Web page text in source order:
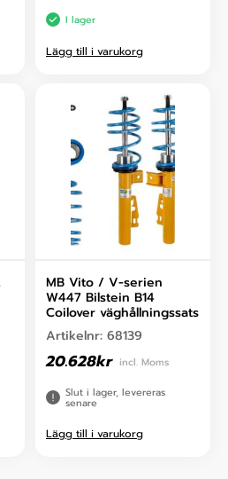
I lager
Lägg till i varukorg
MB Vito / V-serien
W447 Bilstein B14
Coilover väghållningssats
Artikelnr: 68139
20.628kr incl. Moms
Slut i lager, levereras
senare
Lägg till i varukorg